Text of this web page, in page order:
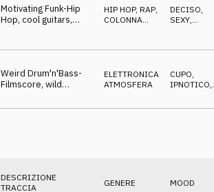
Motivating Funk-Hip
Hop, cool guitars,
HIP HOP, RAP,
COLONNA
DECISO,
SEXY,
Weird Drum'n'Bass-
Filmscore, wild
dark atmo
ELETTRONICA
ATMOSFERA
CUPO,
IPNOTICO,
DESCRIZIONE
TRACCIA
GENERE MOOD